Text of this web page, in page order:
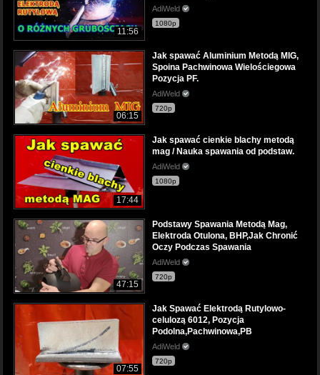
11:56
AdiWeld
1080p
06:15
Jak spawać Aluminium Metodą MIG,
Spoina Pachwinowa Wielościegowa
Pozycja PF.
AdiWeld
720p
17:44
Jak spawać cienkie blachy metodą
mag / Nauka spawania od podstaw.
AdiWeld
1080p
47:15
Podstawy Spawania Metodą Mag,
Elektroda Otulona, BHP,Jak Chronić
Oczy Podczas Spawania
AdiWeld
720p
07:55
Jak Spawać Elektrodą Rutylowo-
celulozą 6012, Pozycja
Podolna,Pachwinowa,PB
AdiWeld
720p